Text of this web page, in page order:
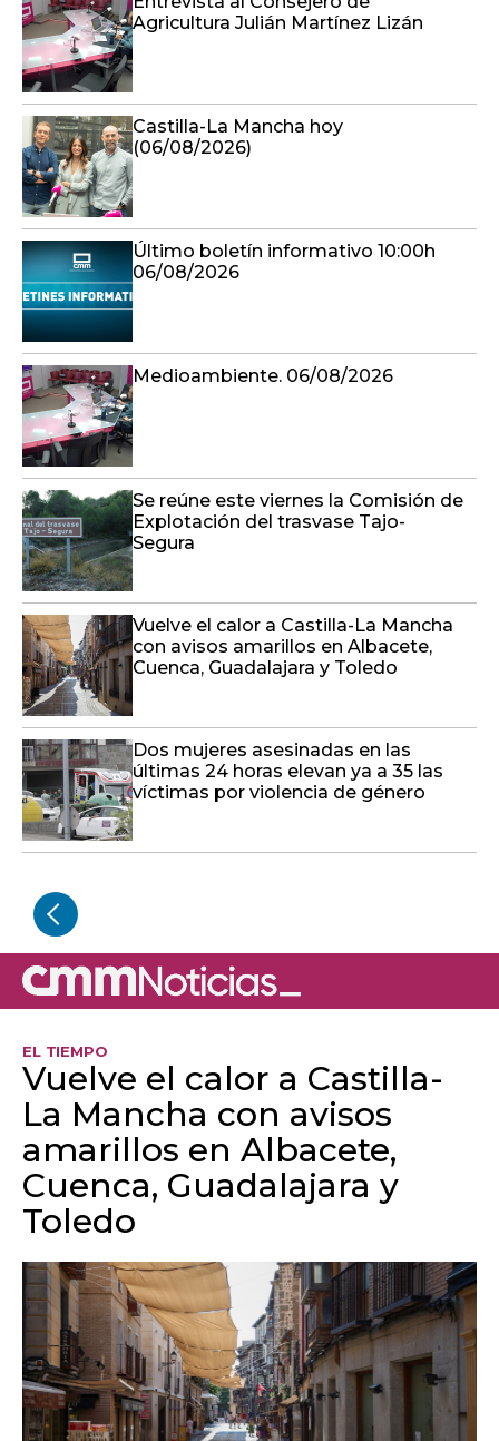
Agricultura Julián Martínez Lizán
Castilla-La Mancha hoy
(06/08/2026)
Último boletín informativo 10:00h
06/08/2026
Medioambiente. 06/08/2026
Se reúne este viernes la Comisión de
Explotación del trasvase Tajo-
Segura
Vuelve el calor a Castilla-La Mancha
con avisos amarillos en Albacete,
Cuenca, Guadalajara y Toledo
Dos mujeres asesinadas en las
últimas 24 horas elevan ya a 35 las
víctimas por violencia de género
EL TIEMPO
Vuelve el calor a Castilla-
La Mancha con avisos
amarillos en Albacete,
Cuenca, Guadalajara y
Toledo